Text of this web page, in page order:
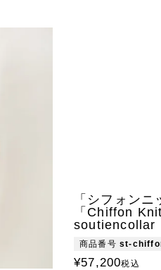
「シフォンニ
「Chiffon
soutiencollar
商品番号 st-
¥57,200税込